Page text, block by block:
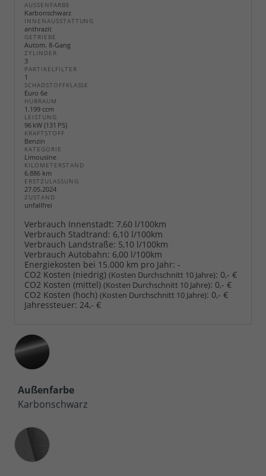
AUSSENFARBE
Karbonschwarz
INNENAUSSTATTUNG
anthrazit
GETRIEBE
Autom. 8-Gang
ZYLINDER
3
PARTIKELFILTER
1
SCHADSTOFFKLASSE
Euro 6e
HUBRAUM
1.199 ccm
LEISTUNG
96 kW (131 PS)
KRAFTSTOFF
Benzin
KATEGORIE
Limousine
KILOMETERSTAND
6.886 km
ERSTZULASSUNG
27.05.2024
ZUSTAND
unfallfrei
Verbrauch Innenstadt: 7,60 l/100km
Verbrauch Stadtrand: 6,10 l/100km
Verbrauch Landstraße: 5,10 l/100km
Verbrauch Autobahn: 6,00 l/100km
Energiekosten bei 15.000 km pro Jahr: -
CO2 Kosten (niedrig) (Kosten Durchschnitt 10 Jahre): 0,- €
CO2 Kosten (mittel) (Kosten Durchschnitt 10 Jahre): 0,- €
CO2 Kosten (hoch) (Kosten Durchschnitt 10 Jahre): 0,- €
Jahressteuer: 24,- €
Außenfarbe
Karbonschwarz
Innenausstattung